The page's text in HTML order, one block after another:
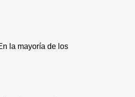
la mayoría de los